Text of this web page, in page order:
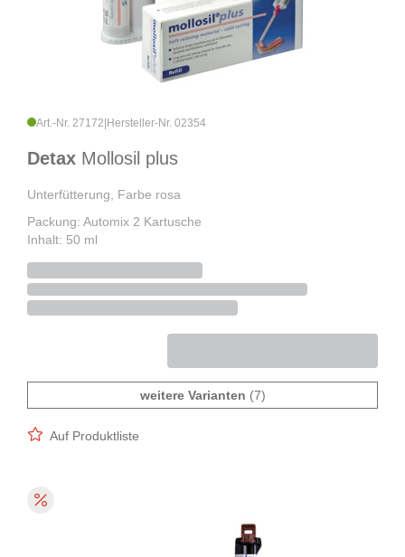
Art.-Nr. 27172 Hersteller-Nr. 02354
Detax Mollosil plus
Unterfütterung, Farbe rosa
Packung: Automix 2 Kartusche
Inhalt: 50 ml
weitere Varianten (7)
Auf Produktliste